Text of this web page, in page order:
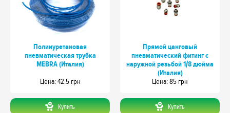
Полииуретановая
пневматическая трубка
MEBRA (Италия)
Цeна: 42.5 грн
Купить
Прямой цанговый
пневматический фитинг с
наружной резьбой 1/8 дюйма
(Италия)
Цeна: 85 грн
Купить